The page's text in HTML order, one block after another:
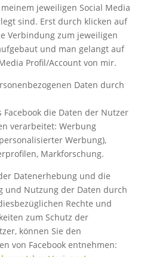
jeweiligen Social Media
sind. Erst durch klicken auf
Verbindung zum jeweiligen
und man gelangt auf
Profil/Account von mir.
Daten durch
die Daten der Nutzer
verarbeitet: Werbung
Werbung),
Markforschung.
Datenerhebung und die
und Nutzung der Daten durch
Rechte und
zum Schutz der
können Sie den
von Facebook entnehmen: